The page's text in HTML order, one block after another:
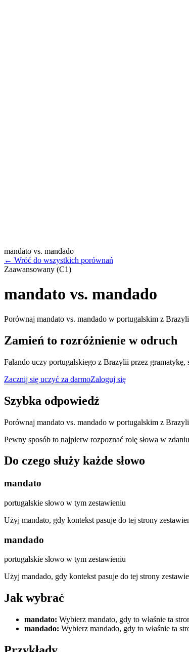
mandato vs. mandado
← Wróć do wszystkich porównań
Zaawansowany (C1)
mandato vs. mandado
Porównaj mandato vs. mandado w portugalskim z
Zamień to rozróżnienie w odruch
Falando uczy portugalskiego z Brazylii przez
Zacznij się uczyć za darmoZaloguj się
Szybka odpowiedź
Porównaj mandato vs. mandado w portugalskim z
Pewny sposób to najpierw rozpoznać rolę słowa w
Do czego służy każde słowo
mandato
portugalskie słowo w tym zestawieniu
Użyj mandato, gdy kontekst pasuje do tej strony
mandado
portugalskie słowo w tym zestawieniu
Użyj mandado, gdy kontekst pasuje do tej strony
Jak wybrać
mandato: Wybierz mandato, gdy to właśnie ta
mandado: Wybierz mandado, gdy to właśnie ta